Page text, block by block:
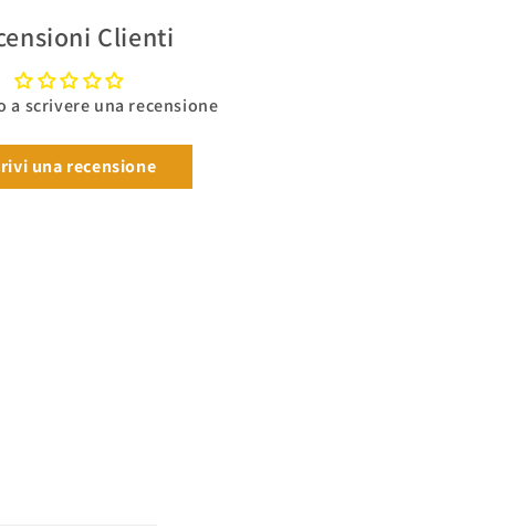
Clienti
a scrivere una recensione
una recensione